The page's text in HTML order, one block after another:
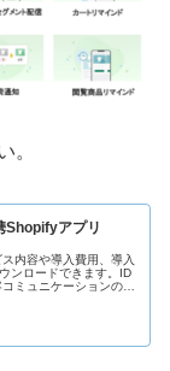
。
Shopifyアプリ
内容や導入費用、導入
ンロードできます。ID
ミュニケーションの最